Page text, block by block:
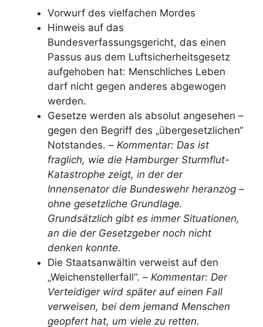
Vorwurf des vielfachen Mordes
Hinweis auf das
Bundesverfassungsgericht, das einen
Passus aus dem Luftsicherheitsgesetz
aufgehoben hat: Menschliches Leben
darf nicht gegen anderes abgewogen
werden.
Gesetze werden als absolut angesehen –
gegen den Begriff des „übergesetzlichen“
Notstandes. – Kommentar: Das ist
fraglich, wie die Hamburger Sturmflut-
Katastrophe zeigt, in der der
Innensenator die Bundeswehr heranzog –
ohne gesetzliche Grundlage.
Grundsätzlich gibt es immer Situationen,
an die der Gesetzgeber noch nicht
denken konnte.
Die Staatsanwältin verweist auf den
„Weichenstellerfall“. – Kommentar: Der
Verteidiger wird später auf einen Fall
verweisen, bei dem jemand Menschen
geopfert hat, um viele zu retten.